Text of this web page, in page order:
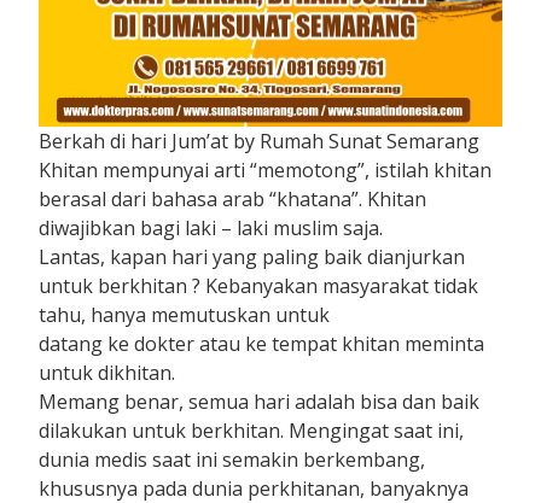
Berkah di hari Jum’at by Rumah Sunat Semarang
Khitan mempunyai arti “memotong”, istilah khitan
berasal dari bahasa arab “khatana”. Khitan
diwajibkan bagi laki – laki muslim saja.
Lantas, kapan hari yang paling baik dianjurkan
untuk berkhitan ? Kebanyakan masyarakat tidak
tahu, hanya memutuskan untuk
datang ke dokter atau ke tempat khitan meminta
untuk dikhitan.
Memang benar, semua hari adalah bisa dan baik
dilakukan untuk berkhitan. Mengingat saat ini,
dunia medis saat ini semakin berkembang,
khususnya pada dunia perkhitanan, banyaknya